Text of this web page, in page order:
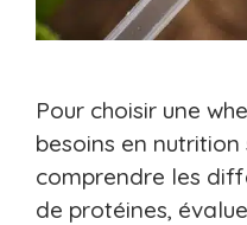
Pour choisir une
besoins en
comprendre les
de protéines,